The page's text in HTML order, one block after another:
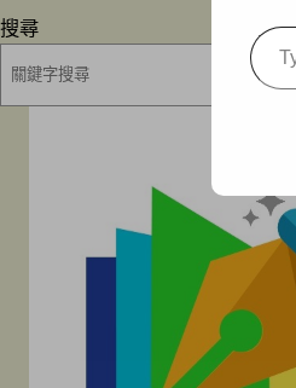
搜尋
Type
your